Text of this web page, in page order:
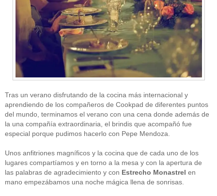
CATEGORÍAS
Alimentos(44)
America(8)
Carnes(3)
cataluña(1)
Tras un verano disfrutando de la cocina más internacional y
aprendiendo de los compañeros de Cookpad de diferentes puntos
del mundo, terminamos el verano con una cena donde además de
la una compañía extraordinaria, el brindis que acompañó fue
especial porque pudimos hacerlo con Pepe Mendoza.
Unos anfitriones magníficos y la cocina que de cada uno de los
lugares compartíamos y en torno a la mesa y con la apertura de
las palabras de agradecimiento y con Estrecho Monastrel en
mano empezábamos una noche mágica llena de sonrisas.